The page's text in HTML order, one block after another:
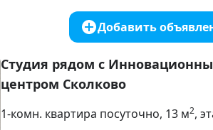
Добавить
Студия рядом с
цeнтpoм Cколково
1-комн. квартира посуточно, 13 м2,